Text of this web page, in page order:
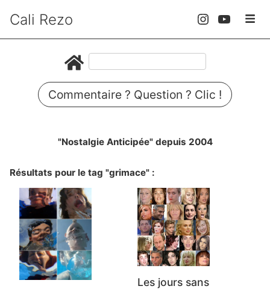
Cali Rezo
Commentaire ? Question ? Clic !
"Nostalgie Anticipée" depuis 2004
Résultats pour le tag "grimace" :
Les jours sans